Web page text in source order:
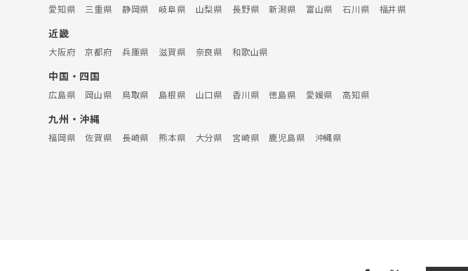
愛知県 三重県 静岡県 岐阜県 山梨県 長野県 新潟県 富山県 石川県 福井県
近畿
大阪府 京都府 兵庫県 滋賀県 奈良県 和歌山県
中国・四国
広島県 岡山県 鳥取県 島根県 山口県 香川県 徳島県 愛媛県 高知県
九州・沖縄
福岡県 佐賀県 長崎県 熊本県 大分県 宮崎県 鹿児島県 沖縄県